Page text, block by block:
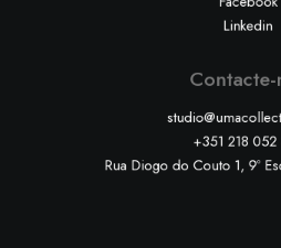
Linkedin
Contacte-
+351 218 052
Rua Diogo do Couto 1, 9º